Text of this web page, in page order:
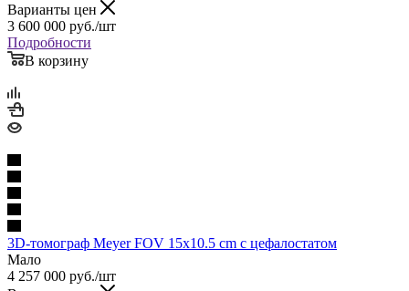
Варианты цен
3 600 000 руб./шт
Подробности
В корзину
3D-томограф Meyer FOV 15x10.5 cm с цефалостатом
Мало
4 257 000 руб./шт